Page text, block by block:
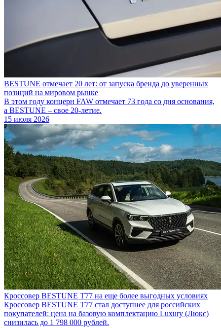
BESTUNE отмечает 20 лет: от запуска бренда до уверенных
позиций на мировом рынке
В этом году концерн FAW отмечает 73 года со дня основания,
а BESTUNE – свое 20-летие.
15 июля 2026
Кроссовер BESTUNE T77 на еще более выгодных условиях
Кроссовер BESTUNE T77 стал доступнее для российских
покупателей: цена на базовую комплектацию Luxury (Люкс)
снизилась до 1 798 000 рублей.